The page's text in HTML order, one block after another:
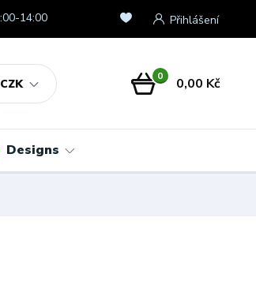
CZK
Přihlášení
14:00
0 0,00 Kč
Designs